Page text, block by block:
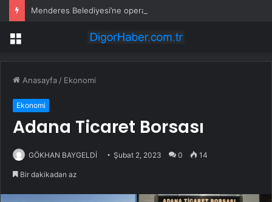
Menü
Anasayfa / Ekonomi
Ekonomi
Adana Ticaret Borsası
GÖKHAN BAYGELDİ Şubat 2, 2023 0 14
Bir dakikadan az